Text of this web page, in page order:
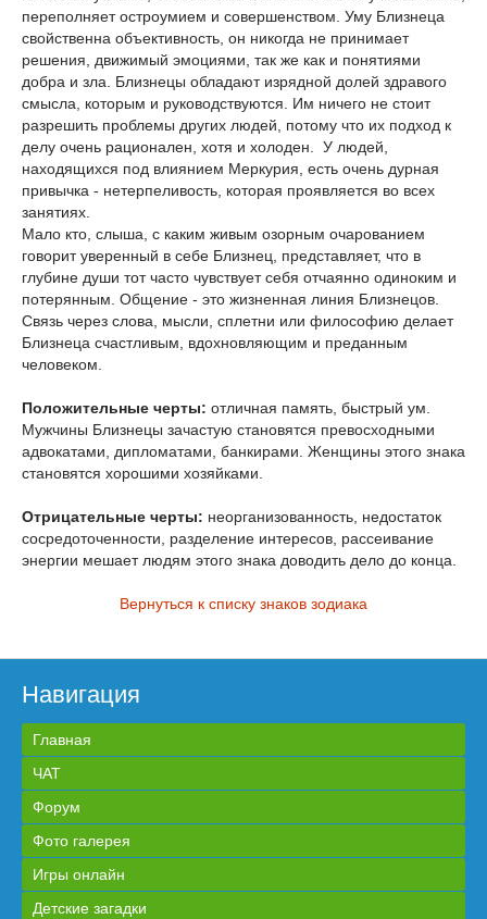
переполняет остроумием и совершенством. Уму Близнеца
свойственна объективность, он никогда не принимает
решения, движимый эмоциями, так же как и понятиями
добра и зла. Близнецы обладают изрядной долей здравого
смысла, которым и руководствуются. Им ничего не стоит
разрешить проблемы других людей, потому что их подход к
делу очень рационален, хотя и холоден. У людей,
находящихся под влиянием Меркурия, есть очень дурная
привычка - нетерпеливость, которая проявляется во всех
занятиях.
Мало кто, слыша, с каким живым озорным очарованием
говорит уверенный в себе Близнец, представляет, что в
глубине души тот часто чувствует себя отчаянно одиноким и
потерянным. Общение - это жизненная линия Близнецов.
Связь через слова, мысли, сплетни или философию делает
Близнеца счастливым, вдохновляющим и преданным
человеком.
Положительные черты: отличная память, быстрый ум.
Мужчины Близнецы зачастую становятся превосходными
адвокатами, дипломатами, банкирами. Женщины этого знака
становятся хорошими хозяйками.
Отрицательные черты: неорганизованность, недостаток
сосредоточенности, разделение интересов, рассеивание
энергии мешает людям этого знака доводить дело до конца.
Вернуться к списку знаков зодиака
Навигация
Главная
ЧАТ
Форум
Фото галерея
Игры онлайн
Детские загадки